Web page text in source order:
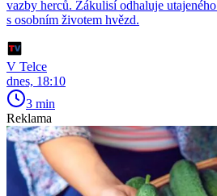
vazby herců. Zákulisí odhaluje
s osobním životem hvězd.
V Telce
dnes, 18:10
3 min
Reklama